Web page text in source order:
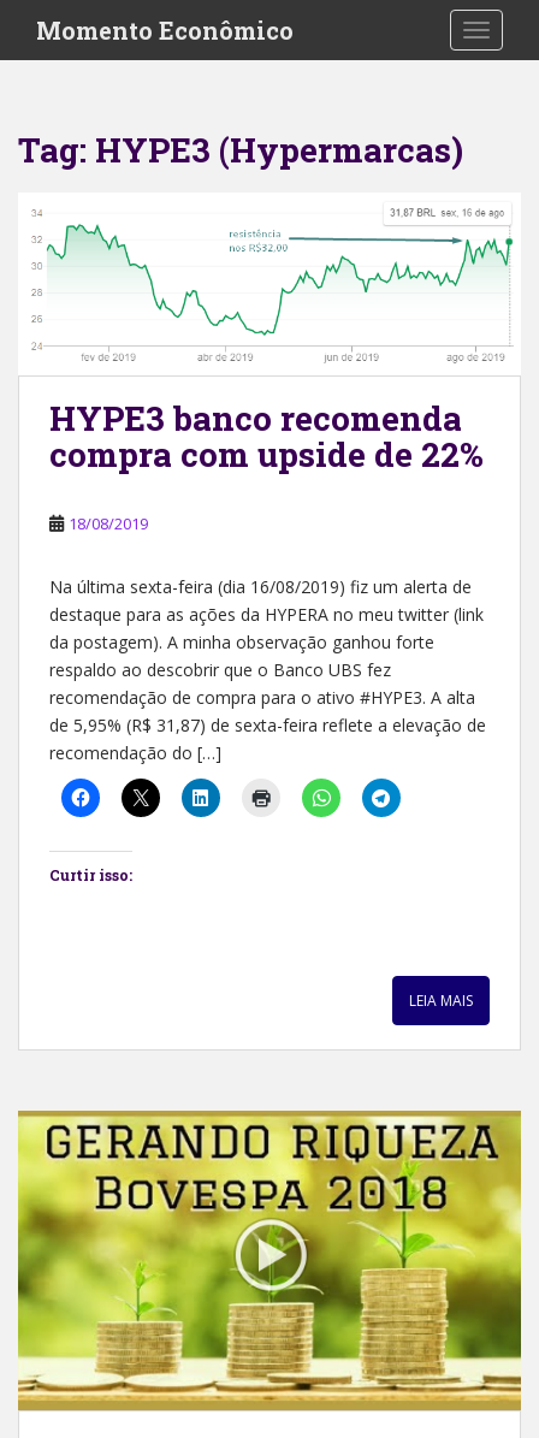
i
Momento Econômico
Tag: HYPE3 (Hypermarcas)
HYPE3 banco recomenda
compra com upside de 22%
18/08/2019
Na última sexta-feira (dia 16/08/2019) fiz um alerta de
destaque para as ações da HYPERA no meu twitter (link
da postagem). A minha observação ganhou forte
respaldo ao descobrir que o Banco UBS fez
recomendação de compra para o ativo #HYPE3. A alta
de 5,95% (R$ 31,87) de sexta-feira reflete a elevação de
recomendação do […]
Curtir isso:
LEIA MAIS